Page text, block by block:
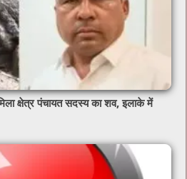
क्षेत्र पंचायत सदस्य का शव, इलाके में